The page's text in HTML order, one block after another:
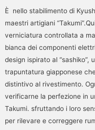
È nello stabilimento di
maestri artigiani
verniciatura controllata a
bianca dei componenti
design ispirato al “sashiko”,
trapuntatura giapponese
distintivo al rivestimento.
verificarne la perfezione in
Takumi. sfruttando i loro
per rilevare e correggere